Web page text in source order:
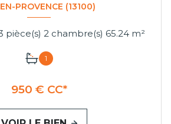
PROVENCE (13100)
Appartement 3 pièce(s) 2 chambre(s) 65.24 m²
1
950 € CC*